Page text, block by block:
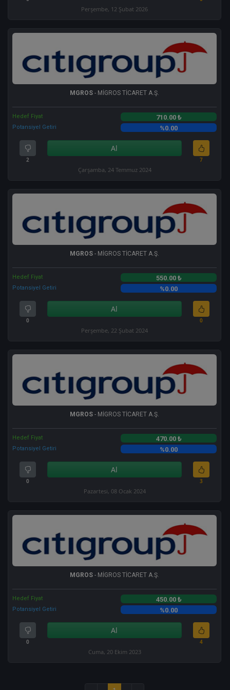
Perşembe, 12 Şubat 2026
MGROS - MİGROS TİCARET A.Ş.
Hedef Fiyat 710.00 ₺
Potansiyel Getiri %0.00
2
Al
7
Çarşamba, 24 Temmuz 2024
MGROS - MİGROS TİCARET A.Ş.
Hedef Fiyat 550.00 ₺
Potansiyel Getiri %0.00
0
Al
0
Perşembe, 22 Şubat 2024
MGROS - MİGROS TİCARET A.Ş.
Hedef Fiyat 470.00 ₺
Potansiyel Getiri %0.00
0
Al
3
Pazartesi, 08 Ocak 2024
MGROS - MİGROS TİCARET A.Ş.
Hedef Fiyat 450.00 ₺
Potansiyel Getiri %0.00
0
Al
4
Cuma, 20 Ekim 2023